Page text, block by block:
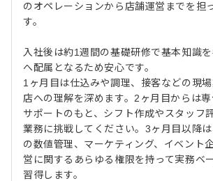
のオペレーションから店舗運営までを担
す。
入社後は約1週間の基礎研修で基本知識
へ配属となるため安心です。
1ヶ月目は仕込みや調理、接客などの現
店への理解を深めます。2ヶ月目からは
サポートのもと、シフト作成やスタッフ
業務に挑戦してください。3ヶ月目以降
の数値管理、マーケティング、イベント
営に関するあらゆる権限を持って実務ベ
習得します。